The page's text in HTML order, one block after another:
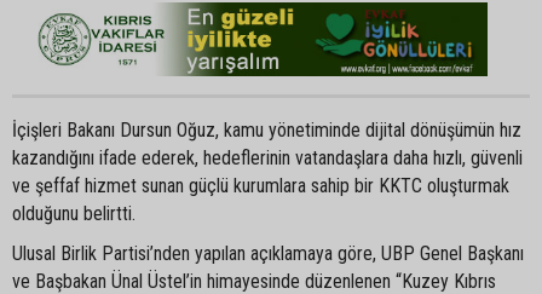
İçişleri Bakanı Dursun Oğuz, kamu yönetiminde dijital dönüşümün hız
kazandığını ifade ederek, hedeflerinin vatandaşlara daha hızlı, güvenli
ve şeffaf hizmet sunan güçlü kurumlara sahip bir KKTC oluşturmak
olduğunu belirtti.
Ulusal Birlik Partisi’nden yapılan açıklamaya göre, UBP Genel Başkanı
ve Başbakan Ünal Üstel’in himayesinde düzenlenen “Kuzey Kıbrıs